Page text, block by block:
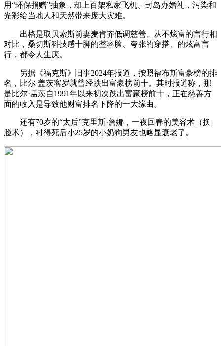
用“环保捐赠”抽象，却上百架私家飞机、封岛办婚礼，污染和
光彩给当地人和天然带来庞大灾难。
出格是取贝索斯前妻麦肯齐低调慈善、从不炫富的言行相
对比，桑切斯科技感十脚的整容脸、夸张的穿搭、的炫富言
行，都令人生厌。
另据《福克斯》旧事2024年报道，按照福布斯富豪榜的排
名，比尔·盖茨客岁就曾经跌出富豪榜前十。其时报道称，那
是比尔·盖茨自1991年以来初次跌出富豪榜前十，正在慈善方
面的收入是导致他财富排名下降的一大缘由。
还有70岁的“太后”克里斯·詹娜，一夜回春的美容术（换
脸术），衬得死后小25岁的小奶狗男友也略显衰老了。